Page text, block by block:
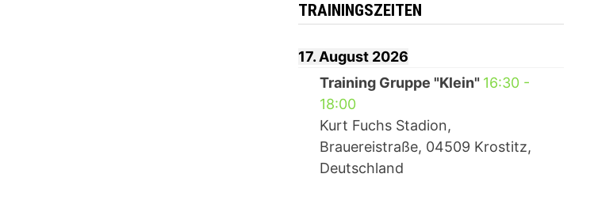
TRAININGSZEITEN
17. August 2026
Training Gruppe "Klein" 16:30-
18:00
Kurt Fuchs Stadion,
Brauereistraße, 04509 Krostitz,
Deutschland